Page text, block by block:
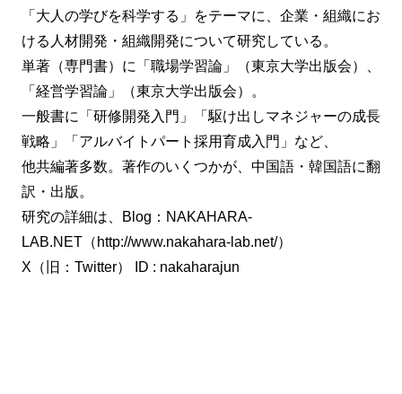
「大人の学びを科学する」をテーマに、企業・組織にお
ける人材開発・組織開発について研究している。
単著（専門書）に「職場学習論」（東京大学出版会）、
「経営学習論」（東京大学出版会）。
一般書に「研修開発入門」「駆け出しマネジャーの成長
戦略」「アルバイトパート採用育成入門」など、
他共編著多数。著作のいくつかが、中国語・韓国語に翻
訳・出版。
研究の詳細は、Blog：NAKAHARA-
LAB.NET（http://www.nakahara-lab.net/）
X（旧：Twitter） ID : nakaharajun